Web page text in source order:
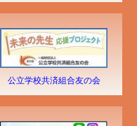
公立学校共済組合友の会